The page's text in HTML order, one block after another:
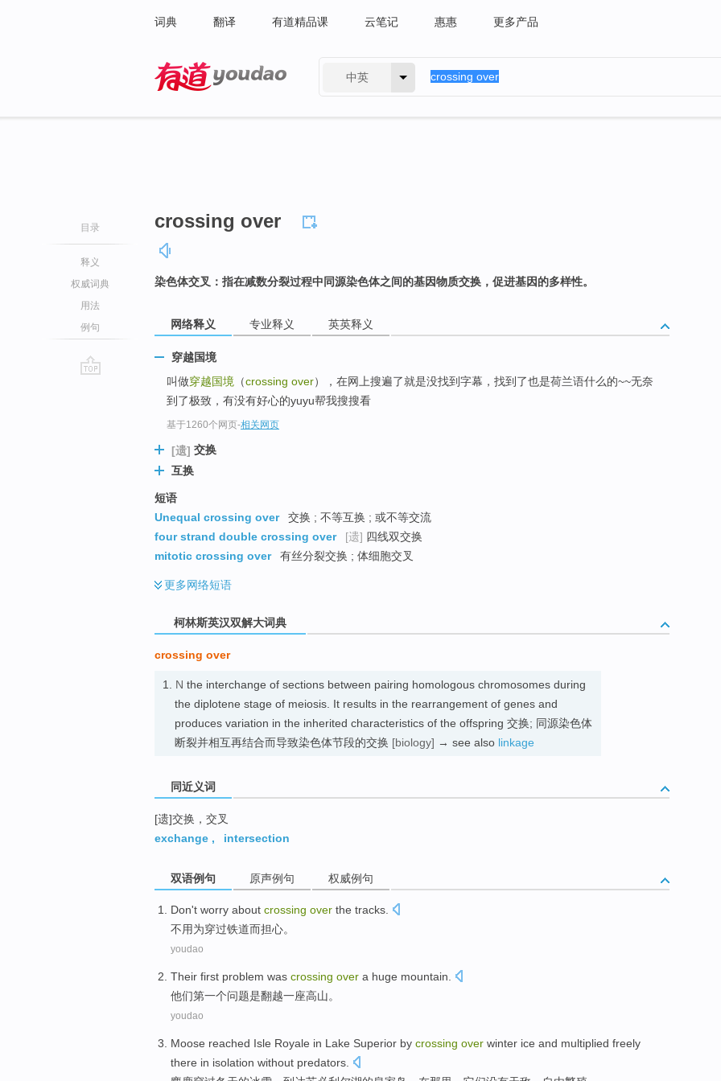
词典 翻译 有道精品课 云笔记 惠惠 更多产品
中英
目录
释义
权威词典
用法
例句
crossing over
染色体交叉：指在减数分裂过程中同源染色体之间的基因物质交换，促进基因的多样性。
网络释义 专业释义 英英释义
穿越国境
叫做穿越国境 （crossing over），在网上搜遍了就是没找到字幕，找到了也是荷兰语什么的~~无奈
到了极致，有没有好心的yuyu帮我搜搜看
基于1260个网页-相关网页
[遗] 交换
互换
短语
Unequal crossing over
交换 ; 不等互换 ; 或不等交流
four strand double crossing over
[遗] 四线双交换
mitotic crossing over
有丝分裂交换 ; 体细胞交叉
更多网络短语
柯林斯英汉双解大词典
crossing over
1. N the interchange of sections between pairing homologous chromosomes during
the diplotene stage of meiosis. It results in the rearrangement of genes and
produces variation in the inherited characteristics of the offspring 交换; 同源染色体
断裂并相互再结合而导致染色体节段的交换 [biology] → see also linkage
同近义词
[遗]交换，交叉
exchange , intersection
双语例句 原声例句 权威例句
Don't worry about crossing over the tracks.
不用为穿过铁道而担心。
youdao
Their first problem was crossing over a huge mountain.
他们第一个问题是翻越一座高山。
youdao
Moose reached Isle Royale in Lake Superior by crossing over winter ice and multiplied freely
there in isolation without predators